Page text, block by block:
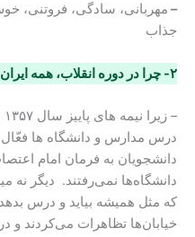
– مهربانی، سادگی، فروتنی،
جذاب
۲- چرا در دوره انقلاب، همه ایران یک معلّم داشت؟
درس مدارس و دانشگاه ‌ها فعّال
دانشجویان به فرمان امام
دانشگاه‌ها نمی‌رفتند. دیگر نه
که مثل همیشه بیاید و درس
خیابان‌ها تظاهرات می‌کردند و